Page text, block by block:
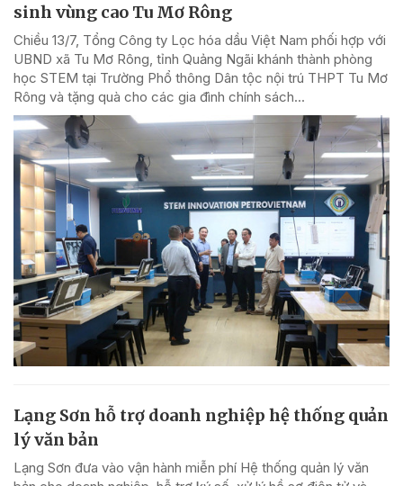
sinh vùng cao Tu Mơ Rông
Chiều 13/7, Tổng Công ty Lọc hóa dầu Việt Nam phối hợp với
UBND xã Tu Mơ Rông, tỉnh Quảng Ngãi khánh thành phòng
học STEM tại Trường Phổ thông Dân tộc nội trú THPT Tu Mơ
Rông và tặng quà cho các gia đình chính sách...
Lạng Sơn hỗ trợ doanh nghiệp hệ thống quản
lý văn bản
Lạng Sơn đưa vào vận hành miễn phí Hệ thống quản lý văn